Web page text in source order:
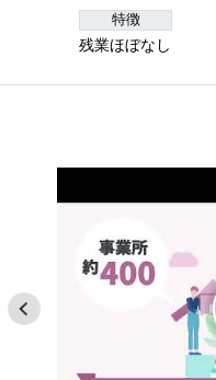
特徴
残業ほぼなし